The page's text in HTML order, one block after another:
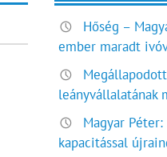
Hőség –
ember maradt
leányvállalatának
Magyar
kapacitással